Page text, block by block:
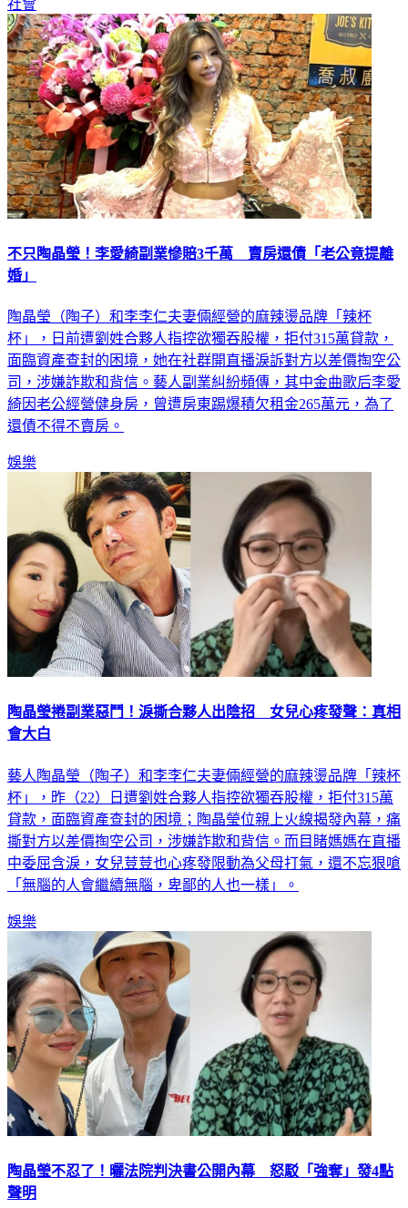
社會
不只陶晶瑩！李愛綺副業慘賠3千萬 賣房還債「老公竟提離
婚」
陶晶瑩（陶子）和李李仁夫妻倆經營的麻辣燙品牌「辣杯
杯」，日前遭劉姓合夥人指控欲獨吞股權，拒付315萬貸款，
面臨資產查封的困境，她在社群開直播淚訴對方以差價掏空公
司，涉嫌詐欺和背信。藝人副業糾紛頻傳，其中金曲歌后李愛
綺因老公經營健身房，曾遭房東踢爆積欠租金265萬元，為了
還債不得不賣房。
娛樂
陶晶瑩捲副業惡鬥！淚撕合夥人出陰招 女兒心疼發聲：真相
會大白
藝人陶晶瑩（陶子）和李李仁夫妻倆經營的麻辣燙品牌「辣杯
杯」，昨（22）日遭劉姓合夥人指控欲獨吞股權，拒付315萬
貸款，面臨資產查封的困境；陶晶瑩位親上火線揭發內幕，痛
撕對方以差價掏空公司，涉嫌詐欺和背信。而目睹媽媽在直播
中委屈含淚，女兒荳荳也心疼發限動為父母打氣，還不忘狠嗆
「無腦的人會繼續無腦，卑鄙的人也一樣」。
娛樂
陶晶瑩不忍了！曬法院判決書公開內幕 怒駁「強奪」發4點
聲明